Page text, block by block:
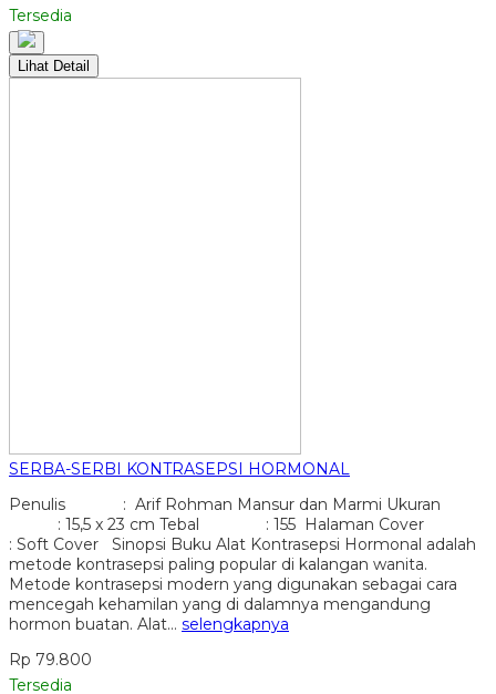
Tersedia
Lihat Detail
SERBA-SERBI KONTRASEPSI HORMONAL
Penulis : Arif Rohman Mansur dan Marmi Ukuran
: 15,5 x 23 cm Tebal : 155 Halaman Cover
: Soft Cover Sinopsi Buku Alat Kontrasepsi Hormonal adalah
metode kontrasepsi paling popular di kalangan wanita.
Metode kontrasepsi modern yang digunakan sebagai cara
mencegah kehamilan yang di dalamnya mengandung
hormon buatan. Alat… selengkapnya
Rp 79.800
Tersedia